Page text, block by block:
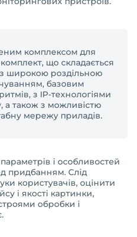
комплексом для
що складається
широкою роздільною
базовим
з IP-технологіями
а також з можливістю
мережу приладів.
і особливостей
придбанням. Слід
користувачів, оцінити
і якості картинки,
обробки і